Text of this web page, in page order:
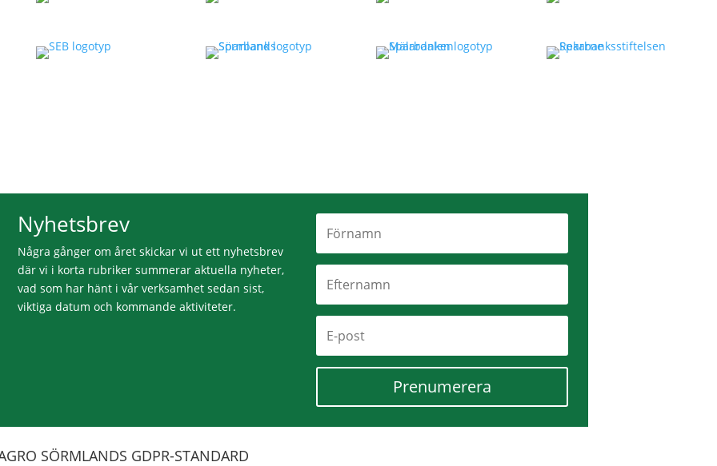
Nyhetsbrev
Några gånger om året skickar vi ut ett nyhetsbrev
där vi i korta rubriker summerar aktuella nyheter,
vad som har hänt i vår verksamhet sedan sist,
viktiga datum och kommande aktiviteter.
Prenumerera
SÖRMLANDS GDPR-STANDARD